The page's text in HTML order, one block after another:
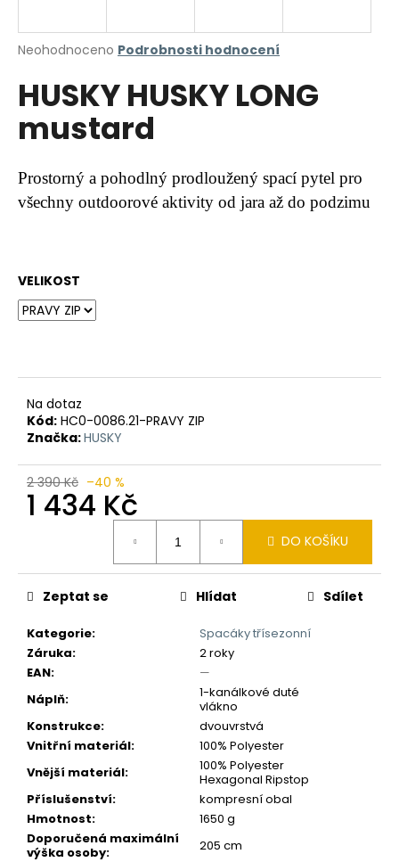
Průměrné
produktu
je
hvězdiček.
Neohodnoceno Podrobnosti hodnocení
HUSKY HUSKY LONG
mustard
Prostorný a pohodlný prodloužený spací pytel pro
všechny outdoorové aktivity od jara až do podzimu
VELIKOST
Na dotaz
Kód: HC0-0086.21-PRAVY ZIP
Značka:HUSKY
2 390 Kč –40 %
1 434 Kč
DO KOŠÍKU
Kategorie:
Spacáky třísezonní
Záruka:
2 roky
EAN:
—
Náplň:
1-kanálkové duté
vlákno
Konstrukce:
dvouvrstvá
Vnitřní materiál:
100% Polyester
Vnější materiál:
100% Polyester
Hexagonal Ripstop
Příslušenství:
kompresní obal
Hmotnost:
1650 g
Doporučená maximální
výška osoby:
205 cm
Zeptat se Hlídat Sdílet
j
t
?
HLEDAT
D
o
p
u
č
u
e
m
e